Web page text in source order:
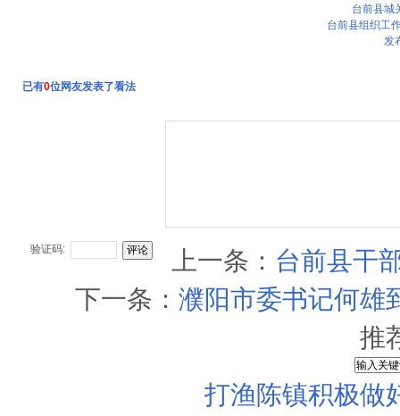
台前县城
台前县组织工
发
已有0位网友发表了看法
验证码: 上一条： 台前县干
下一条： 濮阳市委书记何雄
推
打渔陈镇积极做